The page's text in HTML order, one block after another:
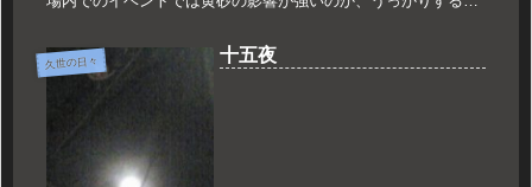
久世の日々 十五夜